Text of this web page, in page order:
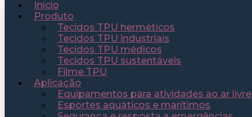
Início
Produto
Tecidos TPU herméticos
Tecidos TPU industriais
Tecidos TPU médicos
Tecidos TPU sustentáveis
Filme TPU
Aplicação
Equipamentos para atividades ao ar livre
Esportes aquáticos e marítimos